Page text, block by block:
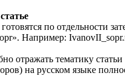
по отдельности
Например:
отражать тематику
на русском языке